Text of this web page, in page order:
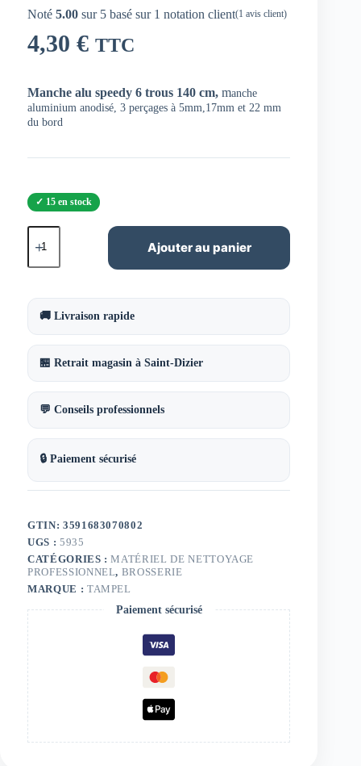
Noté 5.00 sur 5 basé sur 1 notation client(1 avis client)
4,30 € TTC
Manche alu speedy 6 trous 140 cm, manche
aluminium anodisé, 3 perçages à 5mm,17mm et 22 mm
du bord
15 en stock
quantité
de
6
trous
140
Ajouter au panier
🚚 Livraison rapide
🏪 Retrait magasin à Saint-Dizier
💬 Conseils professionnels
🔒 Paiement sécurisé
GTIN: 3591683070802
UGS : 5935
CATÉGORIES :MATÉRIEL DE NETTOYAGE
PROFESSIONNEL, BROSSERIE
MARQUE : TAMPEL
Paiement sécurisé